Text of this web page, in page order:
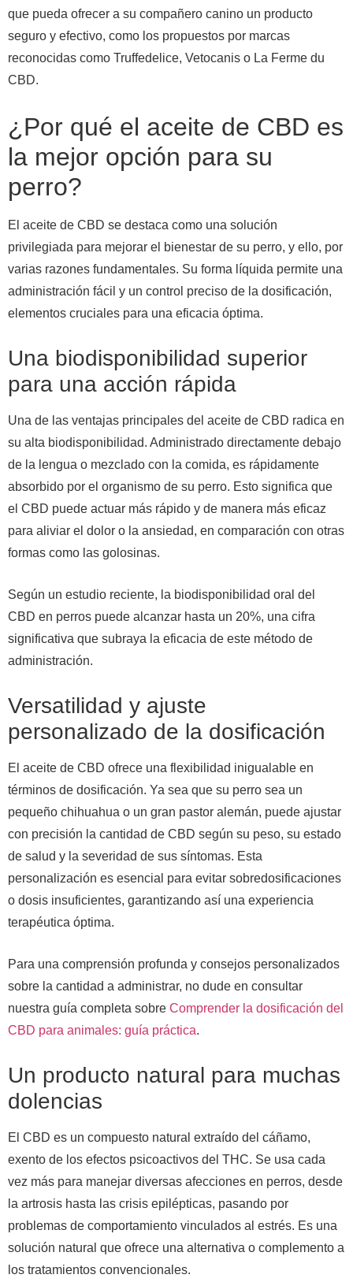
que pueda ofrecer a su compañero canino un producto
seguro y efectivo, como los propuestos por marcas
reconocidas como Truffedelice, Vetocanis o La Ferme du
CBD.
¿Por qué el aceite de CBD es
la mejor opción para su
perro?
El aceite de CBD se destaca como una solución
privilegiada para mejorar el bienestar de su perro, y ello, por
varias razones fundamentales. Su forma líquida permite una
administración fácil y un control preciso de la dosificación,
elementos cruciales para una eficacia óptima.
Una biodisponibilidad superior
para una acción rápida
Una de las ventajas principales del aceite de CBD radica en
su alta biodisponibilidad. Administrado directamente debajo
de la lengua o mezclado con la comida, es rápidamente
absorbido por el organismo de su perro. Esto significa que
el CBD puede actuar más rápido y de manera más eficaz
para aliviar el dolor o la ansiedad, en comparación con otras
formas como las golosinas.
Según un estudio reciente, la biodisponibilidad oral del
CBD en perros puede alcanzar hasta un 20%, una cifra
significativa que subraya la eficacia de este método de
administración.
Versatilidad y ajuste
personalizado de la dosificación
El aceite de CBD ofrece una flexibilidad inigualable en
términos de dosificación. Ya sea que su perro sea un
pequeño chihuahua o un gran pastor alemán, puede ajustar
con precisión la cantidad de CBD según su peso, su estado
de salud y la severidad de sus síntomas. Esta
personalización es esencial para evitar sobredosificaciones
o dosis insuficientes, garantizando así una experiencia
terapéutica óptima.
Para una comprensión profunda y consejos personalizados
sobre la cantidad a administrar, no dude en consultar
nuestra guía completa sobre Comprender la dosificación del
CBD para animales: guía práctica.
Un producto natural para muchas
dolencias
El CBD es un compuesto natural extraído del cáñamo,
exento de los efectos psicoactivos del THC. Se usa cada
vez más para manejar diversas afecciones en perros, desde
la artrosis hasta las crisis epilépticas, pasando por
problemas de comportamiento vinculados al estrés. Es una
solución natural que ofrece una alternativa o complemento a
los tratamientos convencionales.